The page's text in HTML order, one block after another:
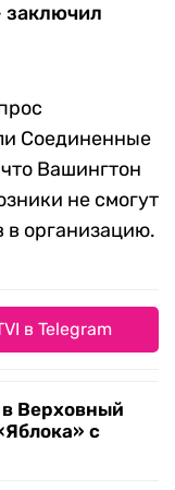
заключил
Соединенные
Вашингтон
не смогут
в организацию.
в Telegram
Верховный
с